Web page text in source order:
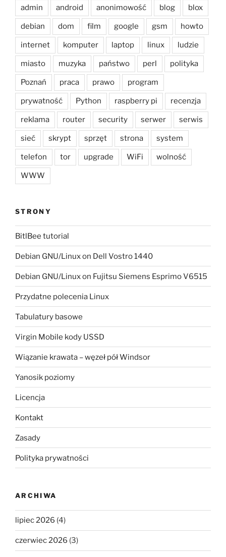
admin android anonimowość blog blox
debian dom film google gsm howto
internet komputer laptop linux ludzie
miasto muzyka państwo perl polityka
Poznań praca prawo program
prywatność Python raspberry pi recenzja
reklama router security serwer serwis
sieć skrypt sprzęt strona system
telefon tor upgrade WiFi wolność
WWW
STRONY
BitlBee tutorial
Debian GNU/Linux on Dell Vostro 1440
Debian GNU/Linux on Fujitsu Siemens Esprimo V6515
Przydatne polecenia Linux
Tabulatury basowe
Virgin Mobile kody USSD
Wiązanie krawata – węzeł pół Windsor
Yanosik poziomy
Licencja
Kontakt
Zasady
Polityka prywatności
ARCHIWA
lipiec 2026 (4)
czerwiec 2026 (3)